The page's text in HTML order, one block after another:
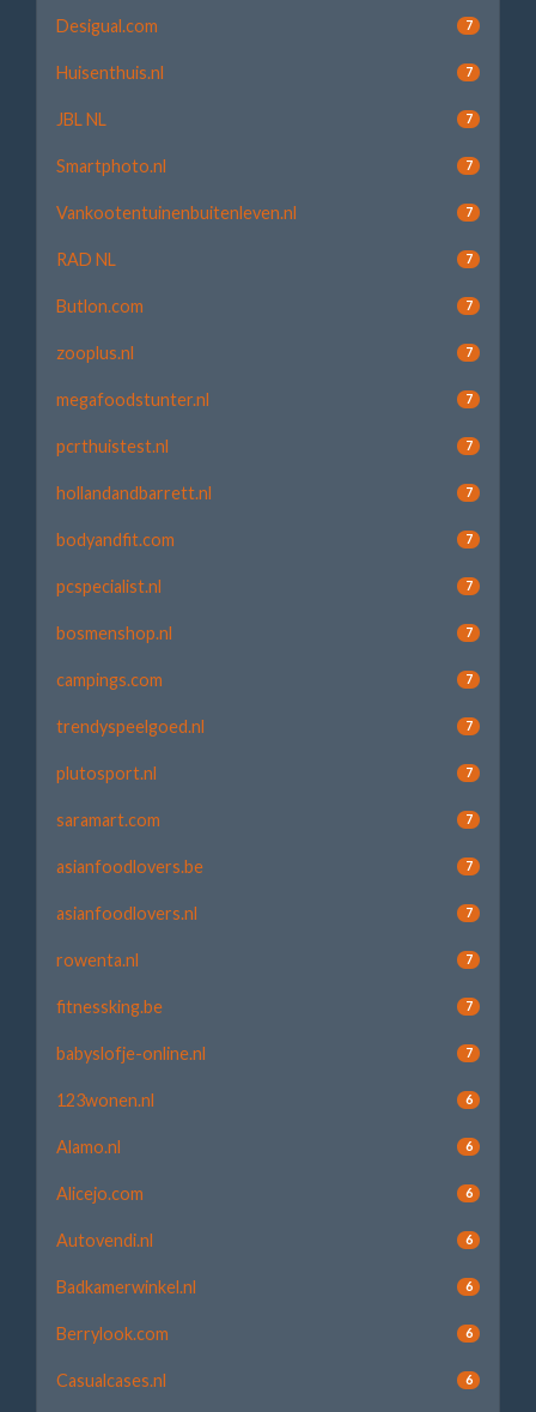
Desigual.com 7
Huisenthuis.nl 7
JBL NL 7
Smartphoto.nl 7
Vankootentuinenbuitenleven.nl 7
RAD NL 7
Butlon.com 7
zooplus.nl 7
megafoodstunter.nl 7
pcrthuistest.nl 7
hollandandbarrett.nl 7
bodyandfit.com 7
pcspecialist.nl 7
bosmenshop.nl 7
campings.com 7
trendyspeelgoed.nl 7
plutosport.nl 7
saramart.com 7
asianfoodlovers.be 7
asianfoodlovers.nl 7
rowenta.nl 7
fitnessking.be 7
babyslofje-online.nl 7
123wonen.nl 6
Alamo.nl 6
Alicejo.com 6
Autovendi.nl 6
Badkamerwinkel.nl 6
Berrylook.com 6
Casualcases.nl 6